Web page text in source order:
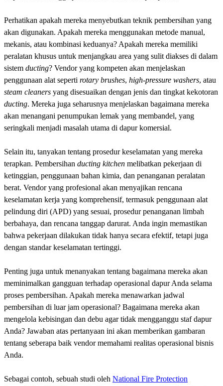
Perhatikan apakah mereka menyebutkan teknik pembersihan yang
akan digunakan. Apakah mereka menggunakan metode manual,
mekanis, atau kombinasi keduanya? Apakah mereka memiliki
peralatan khusus untuk menjangkau area yang sulit diakses di dalam
sistem ducting? Vendor yang kompeten akan menjelaskan
penggunaan alat seperti rotary brushes, high-pressure washers, atau
steam cleaners yang disesuaikan dengan jenis dan tingkat kekotoran
ducting. Mereka juga seharusnya menjelaskan bagaimana mereka
akan menangani penumpukan lemak yang membandel, yang
seringkali menjadi masalah utama di dapur komersial.
Selain itu, tanyakan tentang prosedur keselamatan yang mereka
terapkan. Pembersihan ducting kitchen melibatkan pekerjaan di
ketinggian, penggunaan bahan kimia, dan penanganan peralatan
berat. Vendor yang profesional akan menyajikan rencana
keselamatan kerja yang komprehensif, termasuk penggunaan alat
pelindung diri (APD) yang sesuai, prosedur penanganan limbah
berbahaya, dan rencana tanggap darurat. Anda ingin memastikan
bahwa pekerjaan dilakukan tidak hanya secara efektif, tetapi juga
dengan standar keselamatan tertinggi.
Penting juga untuk menanyakan tentang bagaimana mereka akan
meminimalkan gangguan terhadap operasional dapur Anda selama
proses pembersihan. Apakah mereka menawarkan jadwal
pembersihan di luar jam operasional? Bagaimana mereka akan
mengelola kebisingan dan debu agar tidak mengganggu staf dapur
Anda? Jawaban atas pertanyaan ini akan memberikan gambaran
tentang seberapa baik vendor memahami realitas operasional bisnis
Anda.
Sebagai contoh, sebuah studi oleh National Fire Protection